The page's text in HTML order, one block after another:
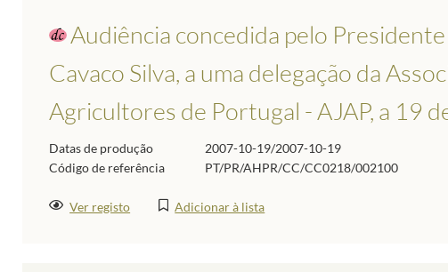
Audiência concedida pelo
Cavaco Silva, a uma delegação da
Agricultores de Portugal - AJAP, a 19
Datas de produção
2007-10-19/2007-10-19
Código de referência
PT/PR/AHPR/CC/CC0218/002100
Ver registo Adicionar à lista